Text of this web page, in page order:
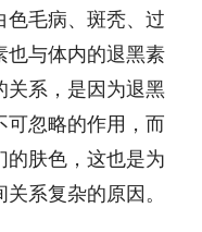
色毛病、斑秃、过
也与体内的退黑素
关系，是因为退黑
可忽略的作用，而
的肤色，这也是为
系复杂的原因。